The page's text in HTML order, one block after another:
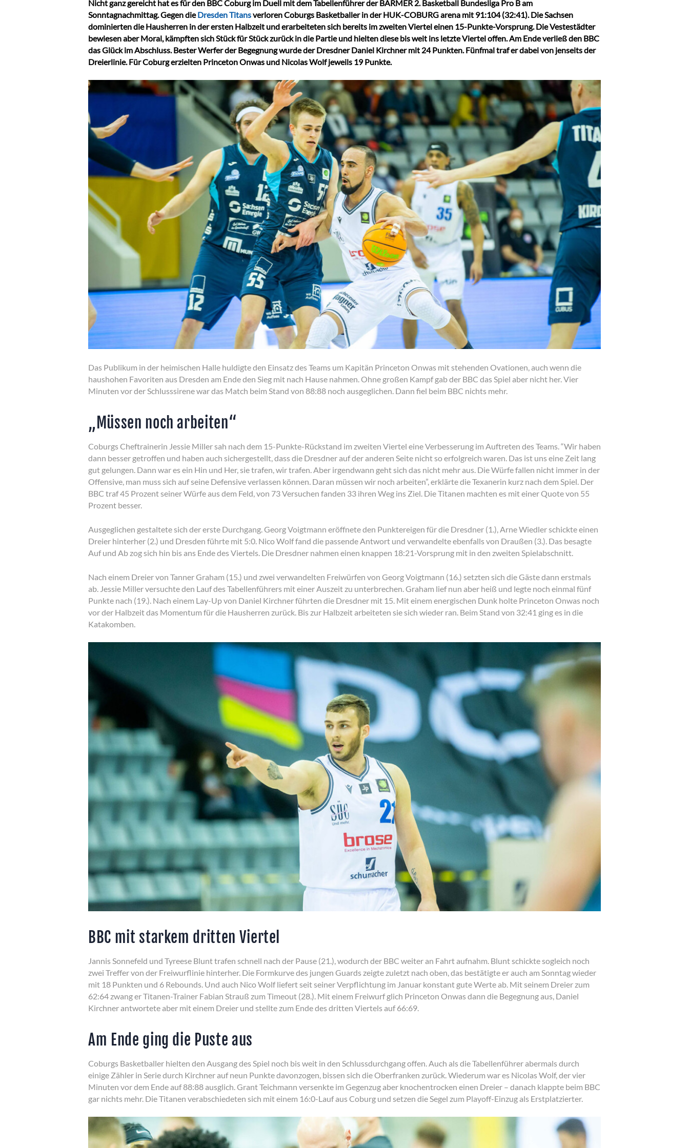
Nicht ganz gereicht hat es für den BBC Coburg im Duell mit dem Tabellenführer der BARMER 2. Basketball Bundesliga Pro B am
Sonntagnachmittag. Gegen dieDresden Titansverloren Coburgs Basketballer in der HUK-COBURG arena mit 91:104 (32:41). Die Sachsen
dominierten die Hausherren in der ersten Halbzeit und erarbeiteten sich bereits im zweiten Viertel einen 15-Punkte-Vorsprung. Die Vestestädter
bewiesen aber Moral, kämpften sich Stück für Stück zurück in die Partie und hielten diese bis weit ins letzte Viertel offen. Am Ende verließ den BBC
das Glück im Abschluss. Bester Werfer der Begegnung wurde der Dresdner Daniel Kirchner mit 24 Punkten. Fünfmal traf er dabei von jenseits der
Dreierlinie. Für Coburg erzielten Princeton Onwas und Nicolas Wolf jeweils 19 Punkte.
Das Publikum in der heimischen Halle huldigte den Einsatz des Teams um Kapitän Princeton Onwas mit stehenden Ovationen, auch wenn die
haushohen Favoriten aus Dresden am Ende den Sieg mit nach Hause nahmen. Ohne großen Kampf gab der BBC das Spiel aber nicht her. Vier
Minuten vor der Schlusssirene war das Match beim Stand von 88:88 noch ausgeglichen. Dann fiel beim BBC nichts mehr.
„Müssen noch arbeiten“
Coburgs Cheftrainerin Jessie Miller sah nach dem 15-Punkte-Rückstand im zweiten Viertel eine Verbesserung im Auftreten des Teams. “Wir haben
dann besser getroffen und haben auch sichergestellt, dass die Dresdner auf der anderen Seite nicht so erfolgreich waren. Das ist uns eine Zeit lang
gut gelungen. Dann war es ein Hin und Her, sie trafen, wir trafen. Aber irgendwann geht sich das nicht mehr aus. Die Würfe fallen nicht immer in der
Offensive, man muss sich auf seine Defensive verlassen können. Daran müssen wir noch arbeiten”, erklärte die Texanerin kurz nach dem Spiel. Der
BBC traf 45 Prozent seiner Würfe aus dem Feld, von 73 Versuchen fanden 33 ihren Weg ins Ziel. Die Titanen machten es mit einer Quote von 55
Prozent besser.
Ausgeglichen gestaltete sich der erste Durchgang. Georg Voigtmann eröffnete den Punktereigen für die Dresdner (1.), Arne Wiedler schickte einen
Dreier hinterher (2.) und Dresden führte mit 5:0. Nico Wolf fand die passende Antwort und verwandelte ebenfalls von Draußen (3.). Das besagte
Auf und Ab zog sich hin bis ans Ende des Viertels. Die Dresdner nahmen einen knappen 18:21-Vorsprung mit in den zweiten Spielabschnitt.
Nach einem Dreier von Tanner Graham (15.) und zwei verwandelten Freiwürfen von Georg Voigtmann (16.) setzten sich die Gäste dann erstmals
ab. Jessie Miller versuchte den Lauf des Tabellenführers mit einer Auszeit zu unterbrechen. Graham lief nun aber heiß und legte noch einmal fünf
Punkte nach (19.). Nach einem Lay-Up von Daniel Kirchner führten die Dresdner mit 15. Mit einem energischen Dunk holte Princeton Onwas noch
vor der Halbzeit das Momentum für die Hausherren zurück. Bis zur Halbzeit arbeiteten sie sich wieder ran. Beim Stand von 32:41 ging es in die
Katakomben.
BBC mit starkem dritten Viertel
Jannis Sonnefeld und Tyreese Blunt trafen schnell nach der Pause (21.), wodurch der BBC weiter an Fahrt aufnahm. Blunt schickte sogleich noch
zwei Treffer von der Freiwurflinie hinterher. Die Formkurve des jungen Guards zeigte zuletzt nach oben, das bestätigte er auch am Sonntag wieder
mit 18 Punkten und 6 Rebounds. Und auch Nico Wolf liefert seit seiner Verpflichtung im Januar konstant gute Werte ab. Mit seinem Dreier zum
62:64 zwang er Titanen-Trainer Fabian Strauß zum Timeout (28.). Mit einem Freiwurf glich Princeton Onwas dann die Begegnung aus, Daniel
Kirchner antwortete aber mit einem Dreier und stellte zum Ende des dritten Viertels auf 66:69.
Am Ende ging die Puste aus
Coburgs Basketballer hielten den Ausgang des Spiel noch bis weit in den Schlussdurchgang offen. Auch als die Tabellenführer abermals durch
einige Zähler in Serie durch Kirchner auf neun Punkte davonzogen, bissen sich die Oberfranken zurück. Wiederum war es Nicolas Wolf, der vier
Minuten vor dem Ende auf 88:88 ausglich. Grant Teichmann versenkte im Gegenzug aber knochentrocken einen Dreier – danach klappte beim BBC
gar nichts mehr. Die Titanen verabschiedeten sich mit einem 16:0-Lauf aus Coburg und setzen die Segel zum Playoff-Einzug als Erstplatzierter.